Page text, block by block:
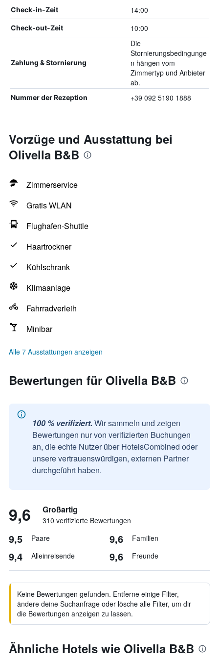
Check-in-Zeit 14:00
Check-out-Zeit 10:00
Zahlung & Stornierung
Die
Stornierungsbedingunge
n hängen vom
Zimmertyp und Anbieter
ab.
Nummer der Rezeption +39 092 5190 1888
Vorzüge und Ausstattung bei
Olivella B&B
Zimmerservice
Gratis WLAN
Flughafen-Shuttle
Haartrockner
Kühlschrank
Klimaanlage
Fahrradverleih
Minibar
Alle 7 Ausstattungen anzeigen
Bewertungen für Olivella B&B
100 % verifiziert. Wir sammeln und zeigen
Bewertungen nur von verifizierten Buchungen
an, die echte Nutzer über HotelsCombined oder
unsere vertrauenswürdigen, externen Partner
durchgeführt haben.
9,6 Großartig
310 verifizierte Bewertungen
9,5 Paare 9,6 Familien
9,4 Alleinreisende 9,6 Freunde
Keine Bewertungen gefunden. Entferne einige Filter,
ändere deine Suchanfrage oder lösche alle Filter, um dir
die Bewertungen anzeigen zu lassen.
Ähnliche Hotels wie Olivella B&B